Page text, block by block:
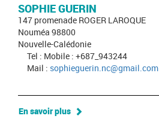
SOPHIE GUERIN
147 promenade ROGER LAROQUE
Nouméa 98800
Nouvelle-Calédonie
Tel : Mobile : +687_943244
Mail : sophieguerin.nc@gmail.com
En savoir plus